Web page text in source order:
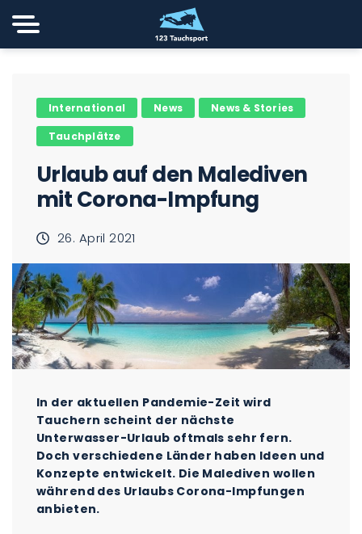
International News News & Stories
Tauchplätze
Urlaub auf den Malediven
mit Corona-Impfung
26. April 2021
In der aktuellen Pandemie-Zeit wird
Tauchern scheint der nächste
Unterwasser-Urlaub oftmals sehr fern.
Doch verschiedene Länder haben Ideen und
Konzepte entwickelt. Die Malediven wollen
während des Urlaubs Corona-Impfungen
anbieten.